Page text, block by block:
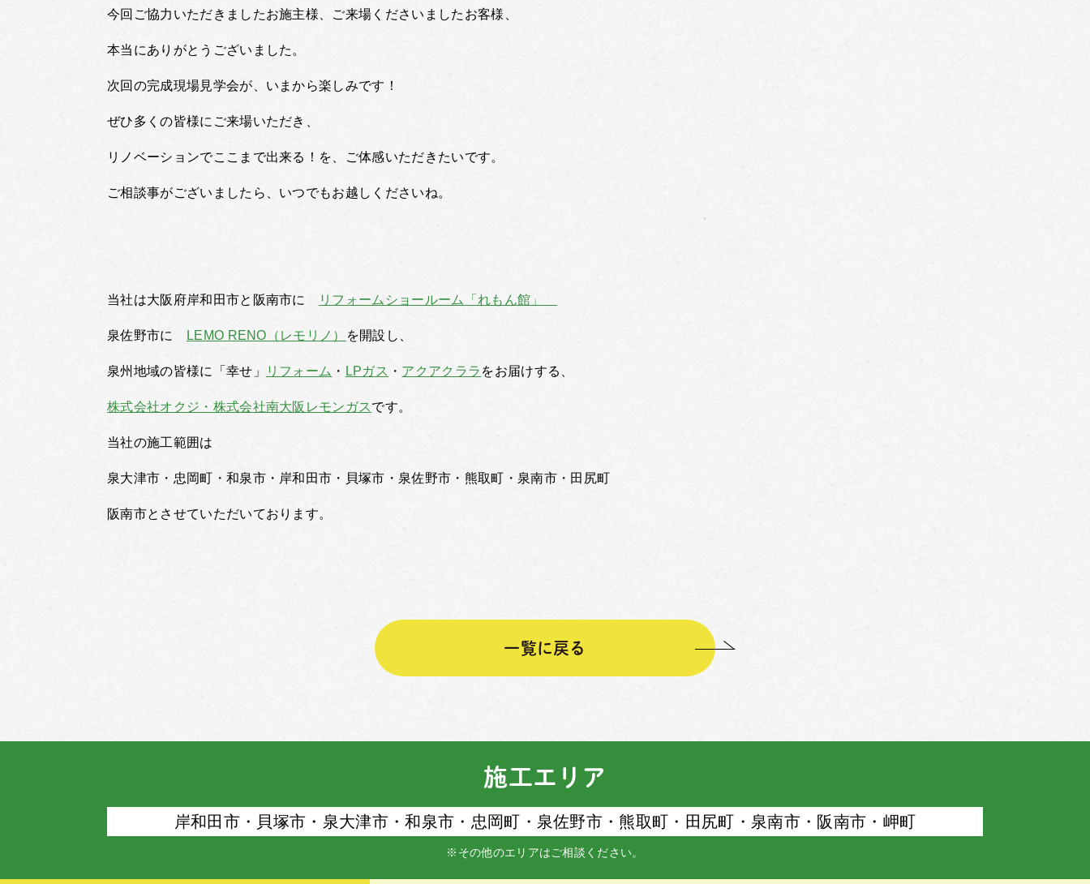
今回ご協力いただきましたお施主様、ご来場くださいましたお客様、
本当にありがとうございました。
次回の完成現場見学会が、いまから楽しみです！
ぜひ多くの皆様にご来場いただき、
リノベーションでここまで出来る！を、ご体感いただきたいです。
ご相談事がございましたら、いつでもお越しくださいね。
当社は大阪府岸和田市と阪南市に リフォームショールーム「れもん館」
泉佐野市に LEMO RENO（レモリノ） を開設し、
泉州地域の皆様に「幸せ」 リフォーム ・ LPガス ・ アクアクララ をお届けする、
株式会社オクジ・株式会社南大阪レモンガスです。
当社の施工範囲は
泉大津市・忠岡町・和泉市・岸和田市・貝塚市・泉佐野市・熊取町・泉南市・田尻町
阪南市とさせていただいております。
一覧に戻る
施工エリア
岸和⽥市・⾙塚市・泉⼤津市・和泉市・忠岡町・泉佐野市・熊取町・⽥尻町・泉南市・阪南市・岬町
※その他のエリアはご相談ください。